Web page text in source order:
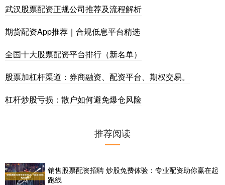
武汉股票配资正规公司推荐及流程解析
期货配资App推荐｜合规低息平台精选
全国十大股票配资平台排行（新名单）
股票加杠杆渠道：券商融资、配资平台、期权交易。
杠杆炒股亏损：散户如何避免爆仓风险
推荐阅读
销售股票配资招聘 炒股免费体验：专业配资助你赢在起
跑线